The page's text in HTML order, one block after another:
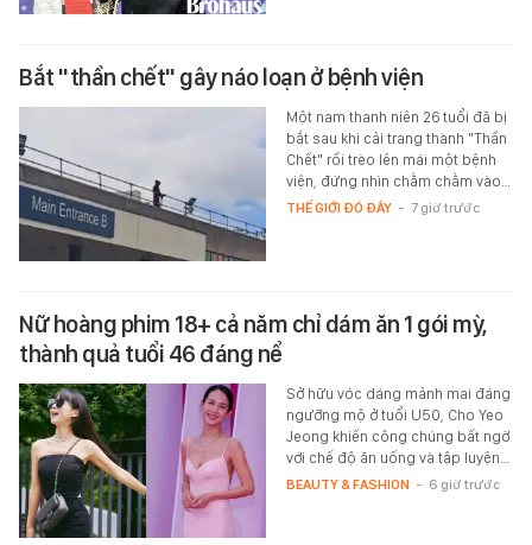
Bắt "thần chết" gây náo loạn ở bệnh viện
Một nam thanh niên 26 tuổi đã bị
bắt sau khi cải trang thành "Thần
Chết" rồi trèo lên mái một bệnh
viện, đứng nhìn chằm chằm vào…
THẾ GIỚI ĐÓ ĐÂY - 7 giờ trước
Nữ hoàng phim 18+ cả năm chỉ dám ăn 1 gói mỳ,
thành quả tuổi 46 đáng nể
Sở hữu vóc dáng mảnh mai đáng
ngưỡng mộ ở tuổi U50, Cho Yeo
Jeong khiến công chúng bất ngờ
với chế độ ăn uống và tập luyện…
BEAUTY & FASHION - 6 giờ trước